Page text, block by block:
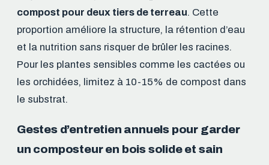
compost pour deux tiers de terreau. Cette
proportion améliore la structure, la rétention d’eau
et la nutrition sans risquer de brûler les racines.
Pour les plantes sensibles comme les cactées ou
les orchidées, limitez à 10-15% de compost dans
le substrat.
Gestes d’entretien annuels pour garder
un composteur en bois solide et sain